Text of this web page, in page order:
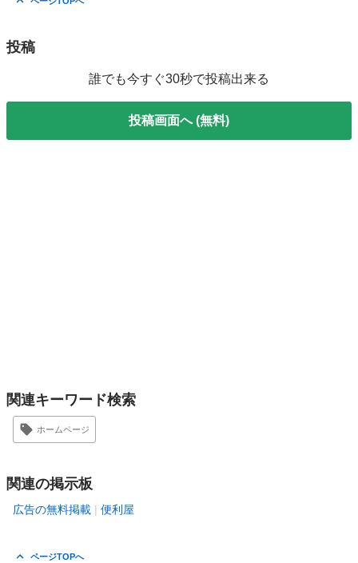
投稿
誰でも今すぐ30秒で投稿出来る
投稿画面へ (無料)
関連キーワード検索
ホームページ
関連の掲示板
広告の無料掲載 便利屋
ページTOPへ